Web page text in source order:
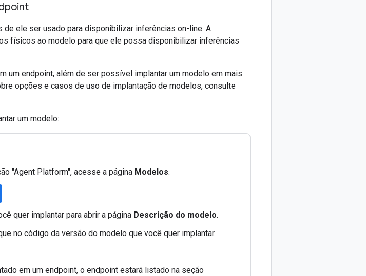
de ele ser usado para disponibilizar inferências on-line. A
físicos ao modelo para que ele possa disponibilizar inferências
um endpoint, além de ser possível implantar um modelo em mais
opções e casos de uso de implantação de modelos, consulte
um modelo:
"Agent Platform", acesse a página Modelos.
quer implantar para abrir a página Descrição do modelo.
no código da versão do modelo que você quer implantar.
em um endpoint, o endpoint estará listado na seção